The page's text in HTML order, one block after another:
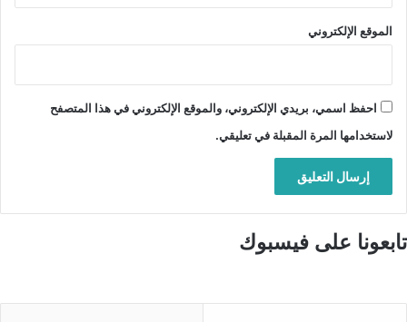
الموقع الإلكتروني
احفظ اسمي، بريدي الإلكتروني، والموقع الإلكتروني في هذا المتصفح
لاستخدامها المرة المقبلة في تعليقي.
تابعونا على فيسبوك